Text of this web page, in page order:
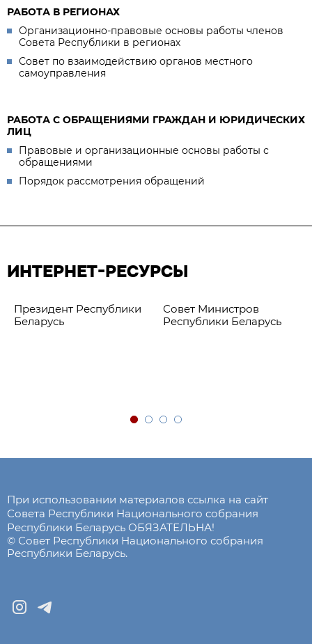
РАБОТА В РЕГИОНАХ
Организационно-правовые основы работы членов
Совета Республики в регионах
Совет по взаимодействию органов местного
самоуправления
РАБОТА С ОБРАЩЕНИЯМИ ГРАЖДАН И ЮРИДИЧЕСКИХ
ЛИЦ
Правовые и организационные основы работы с
обращениями
Порядок рассмотрения обращений
ИНТЕРНЕТ-РЕСУРСЫ
Президент Республики
Беларусь
Совет Министров
Республики Беларусь
При использовании материалов ссылка на сайт
Совета Республики Национального собрания
Республики Беларусь ОБЯЗАТЕЛЬНА!
© Совет Республики Национального собрания
Республики Беларусь.